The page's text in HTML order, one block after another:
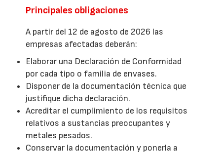
Principales obligaciones
A partir del 12 de agosto de 2026 las
empresas afectadas deberán:
Elaborar una Declaración de Conformidad
por cada tipo o familia de envases.
Disponer de la documentación técnica que
justifique dicha declaración.
Acreditar el cumplimiento de los requisitos
relativos a sustancias preocupantes y
metales pesados.
Conservar la documentación y ponerla a